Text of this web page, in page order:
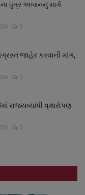
પુત્ર અબાનનું માર્ગ
0
જાહેર કરવાની માંગ,
0
રાજ્યવ્યાપી વૃક્ષારોપણ
0